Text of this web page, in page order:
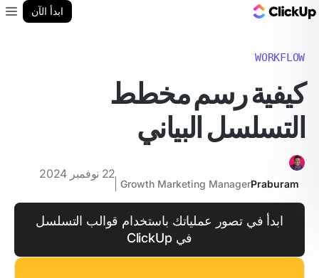
ابدأ الآن
WORKFLOW
كيفية رسم مخطط
التسلسل البياني
Praburam
Growth Marketing Manager
22 نوفمبر 2024
ابدأ في تصور عملياتك باستخدام قوالب التسلسل
في ClickUp